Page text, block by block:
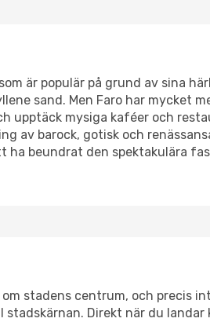
är populär på grund av sina
sand. Men Faro har mycket
upptäck mysiga kaféer och
av barock, gotisk och
ha beundrat den spektakulära
stadens centrum, och precis
Direkt när du